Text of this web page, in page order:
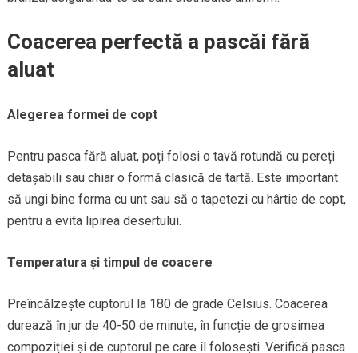
Coacerea perfectă a pascăi fără
aluat
Alegerea formei de copt
Pentru pasca fără aluat, poți folosi o tavă rotundă cu pereți
detașabili sau chiar o formă clasică de tartă. Este important
să ungi bine forma cu unt sau să o tapetezi cu hârtie de copt,
pentru a evita lipirea desertului.
Temperatura și timpul de coacere
Preîncălzește cuptorul la 180 de grade Celsius. Coacerea
durează în jur de 40-50 de minute, în funcție de grosimea
compoziției și de cuptorul pe care îl folosești. Verifică pasca